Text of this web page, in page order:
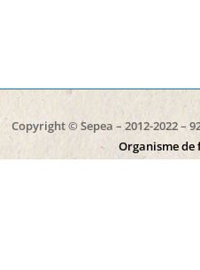
Copyright © Sepea – 2012-2022 –
Organisme de